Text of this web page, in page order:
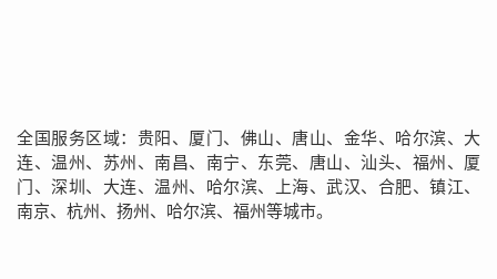
全国服务区域：贵阳、厦门、佛山、唐山、金华、哈尔滨、大
连、温州、苏州、南昌、南宁、东莞、唐山、汕头、福州、厦
门、深圳、大连、温州、哈尔滨、上海、武汉、合肥、镇江、
南京、杭州、扬州、哈尔滨、福州等城市。